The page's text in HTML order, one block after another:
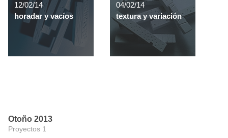
12/02/14
horadar y vacíos
04/02/14
textura y variación
Otoño 2013
Proyectos 1